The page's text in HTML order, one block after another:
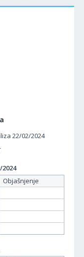
Objašnjenje